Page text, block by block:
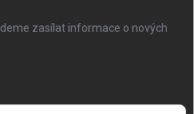
zasílat informace o nových